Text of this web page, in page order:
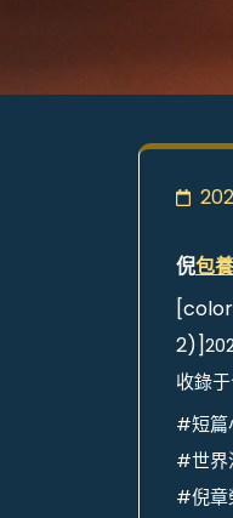
倪包
2)]
收錄
#短篇
#世界
#倪章